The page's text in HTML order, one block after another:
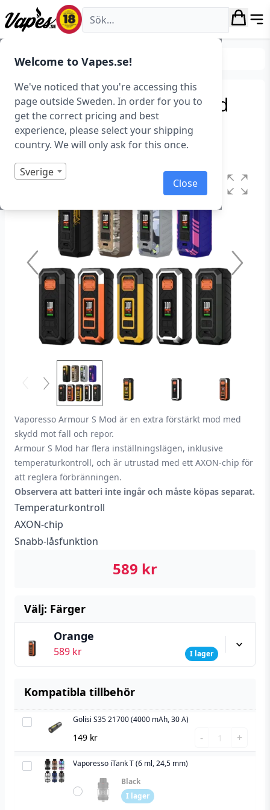
Welcome to Vapes.se!
We've noticed that you're accessing this
page outside Sweden. In order for you to
get the correct pricing and best
experience, please select your shipping
country. We will only ask for this once.
Sverige
Close
Vapes.se
Tillverkare Vaporesso
Vaporesso Armour S Mod
(100 W)
Art.nr: 41432
Vaporesso Armour S Mod är en extra förstärkt mod med
skydd mot fall och repor.
Armour S Mod har flera inställningslägen, inklusive
temperaturkontroll, och är utrustad med ett AXON-chip för
att reglera förbränningen.
Observera att batteri inte ingår och måste köpas separat.
Temperaturkontroll
AXON-chip
Snabb-låsfunktion
589 kr
Välj: Färger
Orange
589 kr I lager
Kompatibla tillbehör
Golisi
21700
(4000
mAh,
Golisi S35 21700 (4000 mAh, 30 A)
149 kr -
Golisi
S35
+
Vaporesso
iTank
Vaporesso iTank T (6 ml, 24,5 mm)
Black
I lager